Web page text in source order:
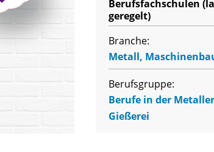
Berufsfachschulen
geregelt)
Branche:
Metall,
Berufsgruppe:
Berufe in der
Gießerei